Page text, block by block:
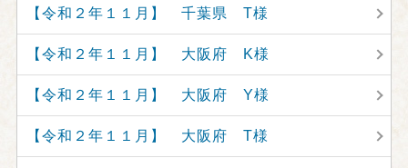
【令和２年１１月】 千葉県 T様
【令和２年１１月】 大阪府 K様
【令和２年１１月】 大阪府 Y様
【令和２年１１月】 大阪府 T様